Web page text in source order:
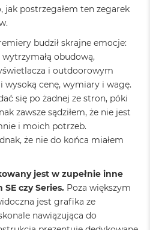
jak postrzegałem ten zegarek
budził skrajne emocje:
wytrzymałą obudową,
i outdoorowym
cenę, wymiary i wagę.
się po żadnej ze stron, póki
zawsze sądziłem, że nie jest
i moich potrzeb.
że nie do końca miałem
jest w zupełnie inne
czy Series. Poza większym
jest grafika ze
nawiązująca do